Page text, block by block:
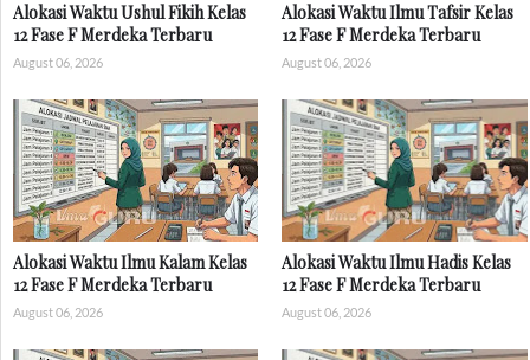
Alokasi Waktu Ushul Fikih Kelas
12 Fase F Merdeka Terbaru
August 06, 2026
Alokasi Waktu Ilmu Tafsir Kelas
12 Fase F Merdeka Terbaru
August 06, 2026
Alokasi Waktu Ilmu Kalam Kelas
12 Fase F Merdeka Terbaru
August 06, 2026
Alokasi Waktu Ilmu Hadis Kelas
12 Fase F Merdeka Terbaru
August 06, 2026